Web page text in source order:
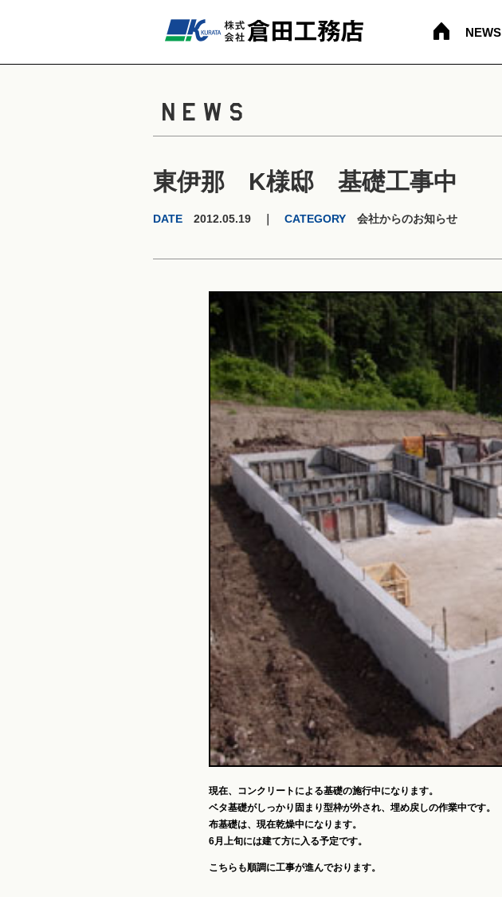
NEWS
NEWS
東伊那 K様邸 基礎工事中
DATE 2012.05.19 ｜ CATEGORY 会社からのお知らせ
現在、コンクリートによる基礎の施行中になります。
ベタ基礎がしっかり固まり型枠が外され、埋め戻しの作業中です。
布基礎は、現在乾燥中になります。
6月上旬には建て方に入る予定です。
こちらも順調に工事が進んでおります。